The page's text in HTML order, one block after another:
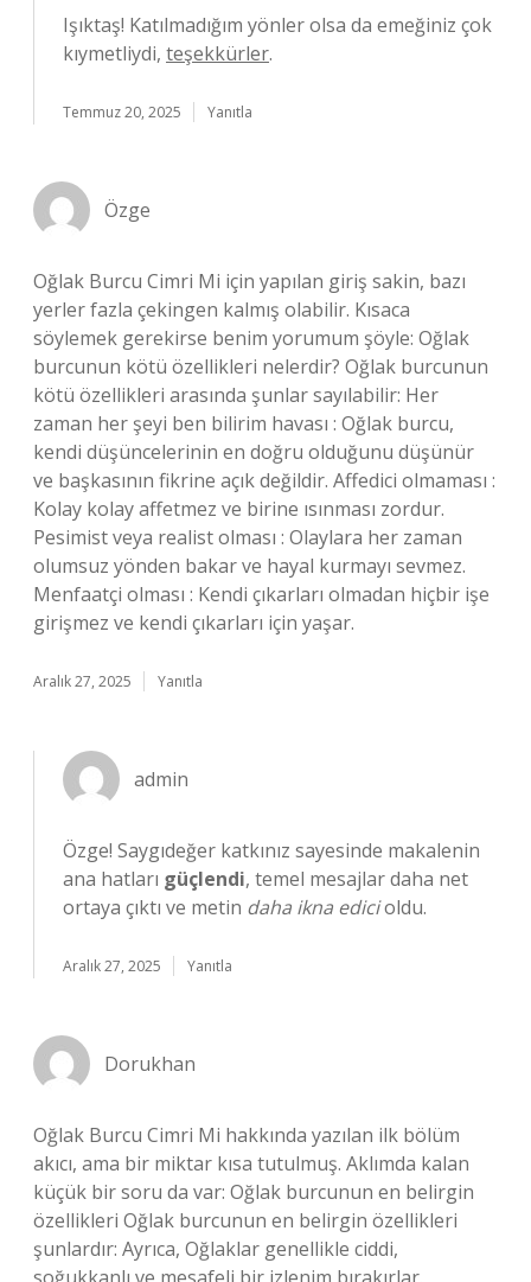
Işıktaş! Katılmadığım yönler olsa da emeğiniz çok
kıymetliydi, teşekkürler.
Temmuz 20, 2025 Yanıtla
Özge
Oğlak Burcu Cimri Mi için yapılan giriş sakin, bazı
yerler fazla çekingen kalmış olabilir. Kısaca
söylemek gerekirse benim yorumum şöyle: Oğlak
burcunun kötü özellikleri nelerdir? Oğlak burcunun
kötü özellikleri arasında şunlar sayılabilir: Her
zaman her şeyi ben bilirim havası : Oğlak burcu,
kendi düşüncelerinin en doğru olduğunu düşünür
ve başkasının fikrine açık değildir. Affedici olmaması :
Kolay kolay affetmez ve birine ısınması zordur.
Pesimist veya realist olması : Olaylara her zaman
olumsuz yönden bakar ve hayal kurmayı sevmez.
Menfaatçi olması : Kendi çıkarları olmadan hiçbir işe
girişmez ve kendi çıkarları için yaşar.
Aralık 27, 2025 Yanıtla
admin
Özge! Saygıdeğer katkınız sayesinde makalenin
ana hatları güçlendi, temel mesajlar daha net
ortaya çıktı ve metin daha ikna edicioldu.
Aralık 27, 2025 Yanıtla
Dorukhan
Oğlak Burcu Cimri Mi hakkında yazılan ilk bölüm
akıcı, ama bir miktar kısa tutulmuş. Aklımda kalan
küçük bir soru da var: Oğlak burcunun en belirgin
özellikleri Oğlak burcunun en belirgin özellikleri
şunlardır: Ayrıca, Oğlaklar genellikle ciddi,